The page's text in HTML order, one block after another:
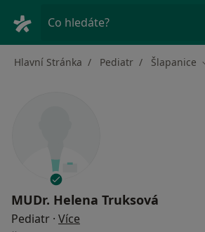
Co hledáte?
Hlavní Stránka Pediatr Šlapanice
MUDr. Helena Truksová
Pediatr · Více